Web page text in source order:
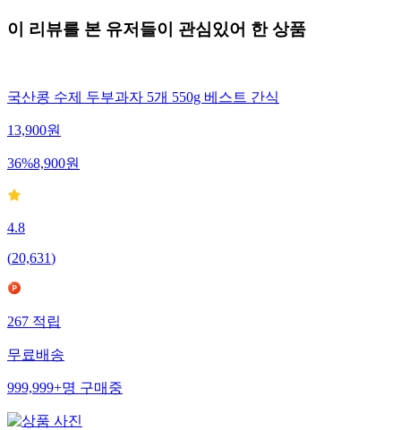
이 리뷰를 본 유저들이 관심있어 한 상품
국산콩 수제 두부과자 5개 550g 베스트 간식
13,900원
36%8,900원
4.8
(20,631)
267 적립
무료배송
999,999+명 구매중